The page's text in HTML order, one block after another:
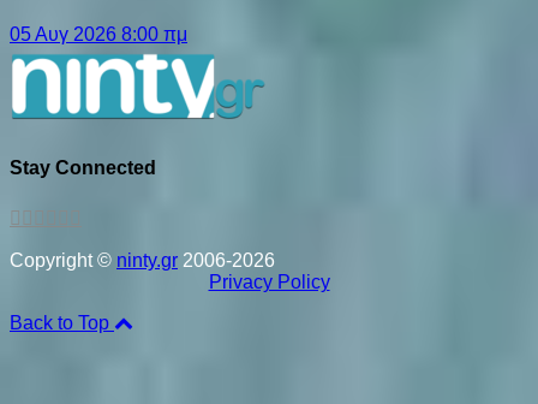
05 Αυγ 2026 8:00 πμ
Stay Connected
Copyright © ninty.gr 2006-2026
Privacy Policy
Back to Top